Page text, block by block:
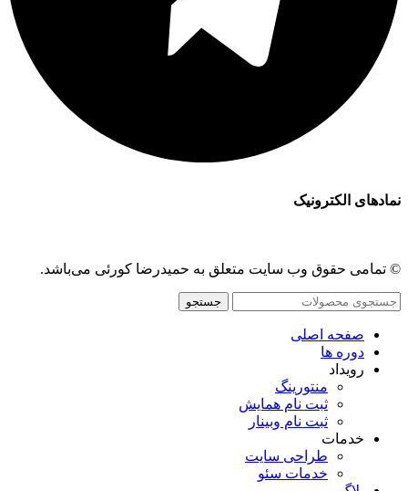
نمادهای الکترونیک
© تمامی حقوق وب سایت متعلق به حمیدرضا کورئی می‌باشد.
جستجو
صفحه اصلی
دوره ها
رویداد
منتورینگ
ثبت نام همایش
ثبت نام وبینار
خدمات
طراحی سایت
خدمات سئو